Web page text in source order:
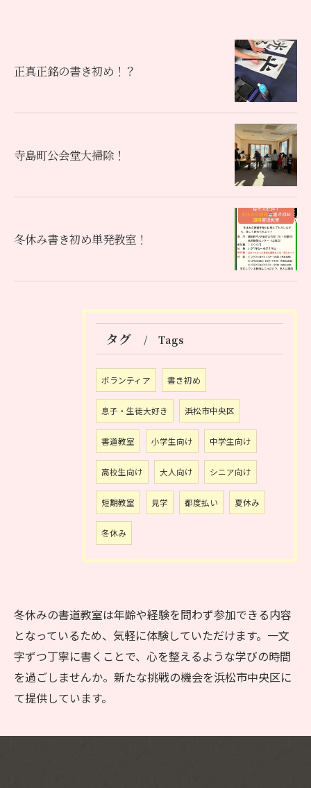
正真正銘の書き初め！？
寺島町公会堂大掃除！
冬休み書き初め単発教室！
タグ Tags
ボランティア 書き初め
息子・生徒大好き 浜松市中央区
書道教室 小学生向け 中学生向け
高校生向け 大人向け シニア向け
短期教室 見学 都度払い 夏休み
冬休み
冬休みの書道教室は年齢や経験を問わず参加できる内容
となっているため、気軽に体験していただけます。一文
字ずつ丁寧に書くことで、心を整えるような学びの時間
を過ごしませんか。新たな挑戦の機会を浜松市中央区に
て提供しています。
お問い合わせはこちら